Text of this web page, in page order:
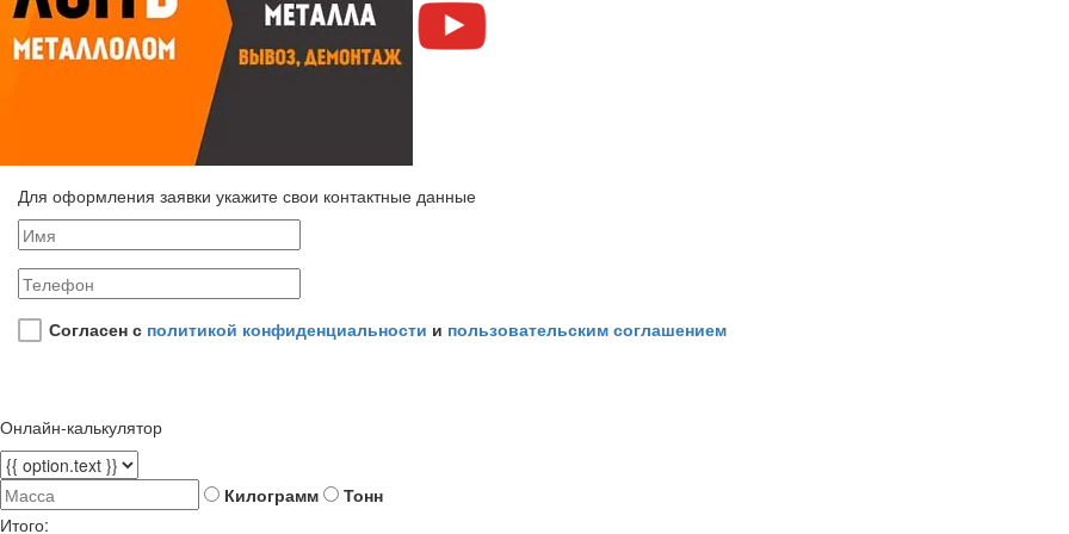
Для оформления заявки укажите свои контактные данные
Согласен с политикой конфиденциальности и пользовательским соглашением
Онлайн-калькулятор
Килограмм
Тонн
Итого: